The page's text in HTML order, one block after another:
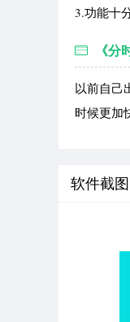
3.功能十
《分
以前自己
时候更加
软件截图